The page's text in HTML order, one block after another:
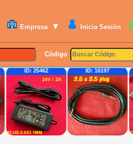
Empresa ▾ Inicia Sesión
Código
ID: 25462 ID: 16197